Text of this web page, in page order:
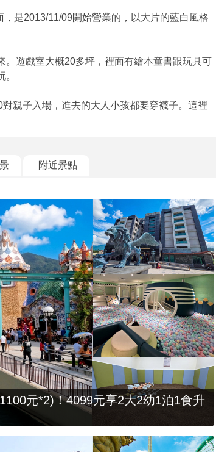
是2013/11/09開始營業的，以大片的藍白風格
遊戲室大概20多坪，裡面有繪本童書跟玩具可
親子入場，進去的大人小孩都要穿襪子。這裡
附近景點
元*2)！4099元享2大2幼1泊1食升